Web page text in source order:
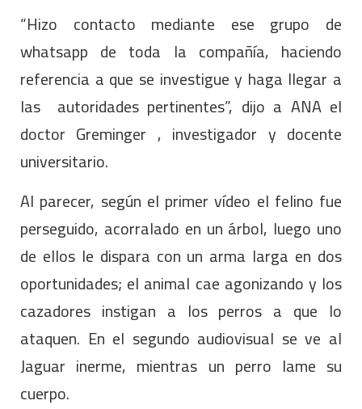
“Hizo contacto mediante ese grupo de
whatsapp de toda la compañía, haciendo
referencia a que se investigue y haga llegar a
las autoridades pertinentes”, dijo a ANA el
doctor Greminger , investigador y docente
universitario.
Al parecer, según el primer vídeo el felino fue
perseguido, acorralado en un árbol, luego uno
de ellos le dispara con un arma larga en dos
oportunidades; el animal cae agonizando y los
cazadores instigan a los perros a que lo
ataquen. En el segundo audiovisual se ve al
Jaguar inerme, mientras un perro lame su
cuerpo.